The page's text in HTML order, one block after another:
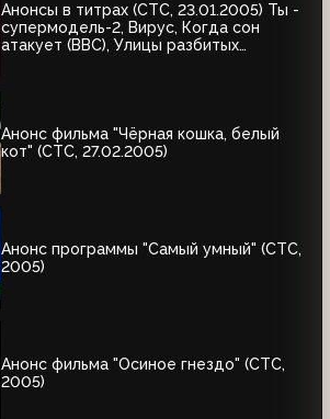
Анонсы в титрах (СТС, 23.01.2005) Ты -
супермодель-2, Вирус, Когда сон
атакует (BBC), Улицы разбитых
Анонс фильма "Чёрная кошка, белый
кот" (СТС, 27.02.2005)
Анонс программы "Самый умный" (СТС,
2005)
Анонс фильма "Осиное гнездо" (СТС,
2005)